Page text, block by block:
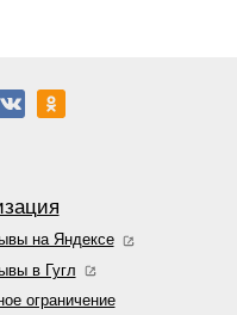
на Яндексе
в Гугл
ограничение